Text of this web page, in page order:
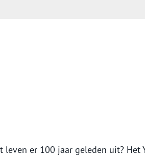
leven er 100 jaar geleden uit? Het